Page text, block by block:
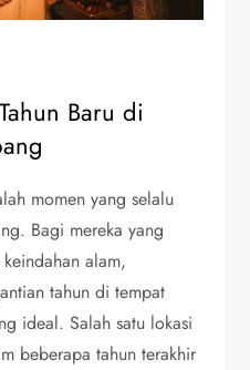
Baru di
momen yang selalu
Bagi mereka yang
alam,
tahun di tempat
ideal. Salah satu lokasi
beberapa tahun terakhir